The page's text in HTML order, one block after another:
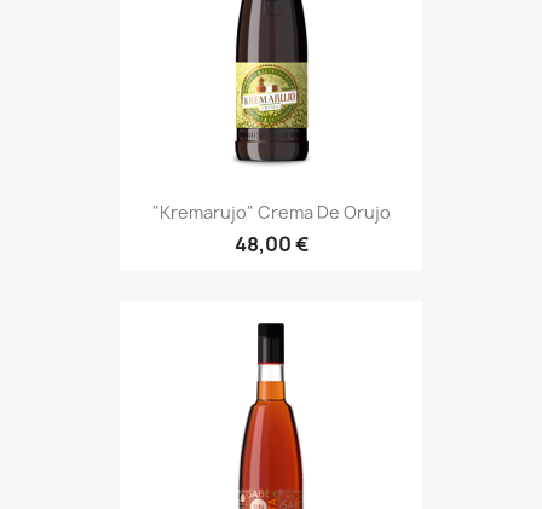
"Kremarujo" Crema De Orujo
48,00 €